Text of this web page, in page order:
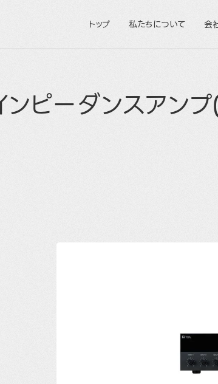
トップ 私たちについて 会
ピーダンスアン